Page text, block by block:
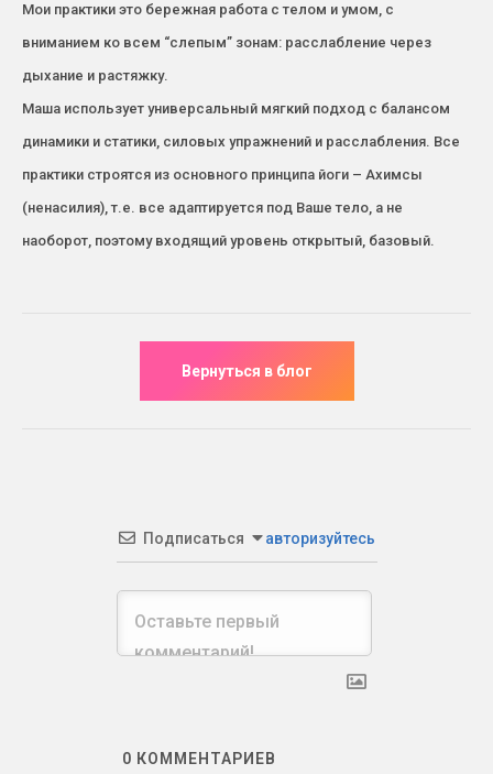
Мои практики это бережная работа с телом и умом, с
вниманием ко всем “слепым” зонам: расслабление через
дыхание и растяжку.
Маша использует универсальный мягкий подход с балансом
динамики и статики, силовых упражнений и расслабления. Все
практики строятся из основного принципа йоги – Ахимсы
(ненасилия), т.е. все адаптируется под Ваше тело, а не
наоборот, поэтому входящий уровень открытый, базовый.
Подписаться авторизуйтесь
0 КОММЕНТАРИЕВ